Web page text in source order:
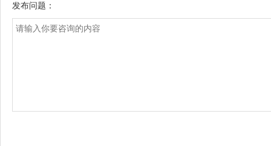
发布问题：